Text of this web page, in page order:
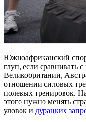
Южноафриканский
глуп, если
Великобритании,
отношении силовых
полевых тренировок.
этого нужно менять
уловок и дурацких